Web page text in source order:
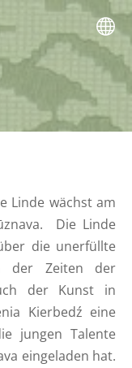
Linde wächst am
Die Linde
die unerfüllte
der Zeiten der
der Kunst in
Kierbedź eine
jungen Talente
eingeladen hat.